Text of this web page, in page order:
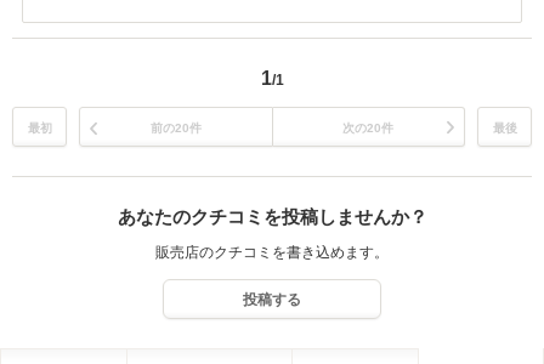
に、何かお車でお困りの事があれば、 遠慮なくお問合せをお待ちして
へお寄り下さい。 この度はありがとうございました。
1/1
最初 前の20件 次の20件 最後
あなたのクチコミを投稿しませんか？
販売店のクチコミを書き込めます。
投稿する